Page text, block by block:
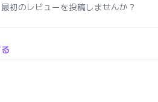
初のレビューを投稿しませんか？